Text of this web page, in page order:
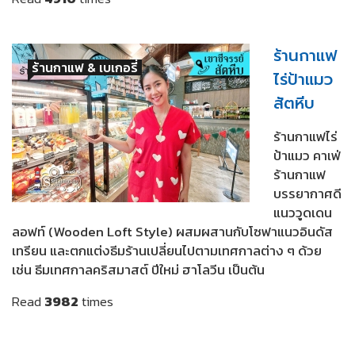
ร้านกาแฟ & เบเกอรี่
ร้านกาแฟ
ไร่ป้าแมว
สัตหีบ
ร้านกาแฟไร่
ป้าแมว คาเฟ่
ร้านกาแฟ
บรรยากาศดี
แนววูดเดน
ลอฟท์ (Wooden Loft Style) ผสมผสานกับโซฟาแนวอินดัส
เทรียน และตกแต่งธีมร้านเปลี่ยนไปตามเทศกาลต่าง ๆ ด้วย
เช่น ธีมเทศกาลคริสมาสต์ ปีใหม่ ฮาโลวีน เป็นต้น
Read 3982times